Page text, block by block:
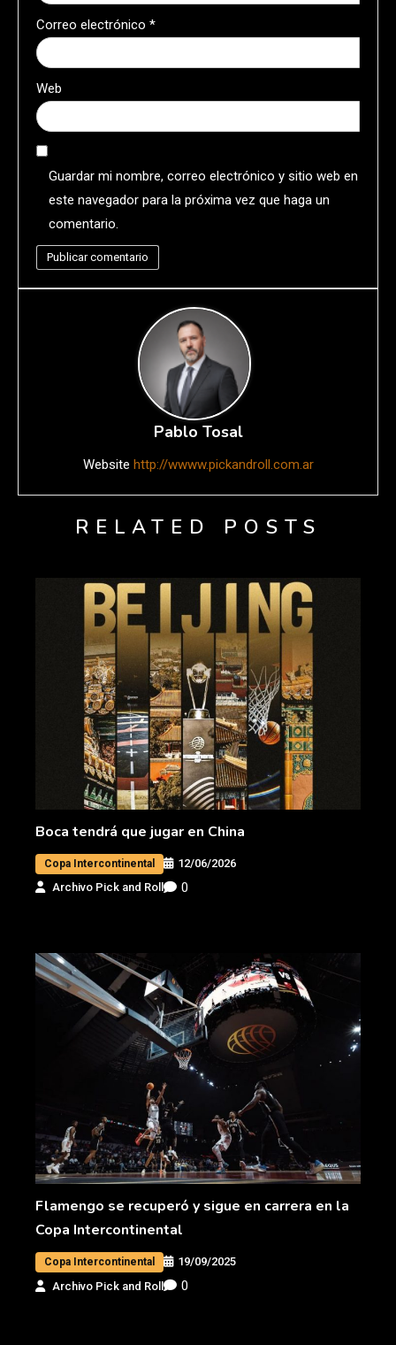
Correo electrónico *
Web
Guardar mi nombre, correo electrónico y sitio web en
este navegador para la próxima vez que haga un
comentario.
Pablo Tosal
Website http://wwww.pickandroll.com.ar
RELATED POSTS
Boca tendrá que jugar en China
Copa Intercontinental
12/06/2026
Archivo Pick and Roll
0
Flamengo se recuperó y sigue en carrera en la
Copa Intercontinental
Copa Intercontinental
19/09/2025
Archivo Pick and Roll
0